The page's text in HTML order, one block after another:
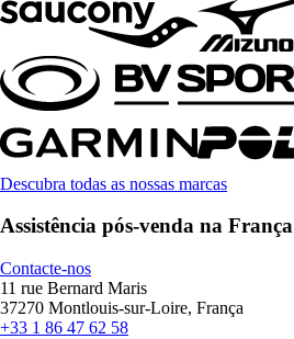
Descubra todas as nossas marcas
Assistência pós-venda na França
Contacte-nos
11 rue Bernard Maris
37270 Montlouis-sur-Loire, França
+33 1 86 47 62 58